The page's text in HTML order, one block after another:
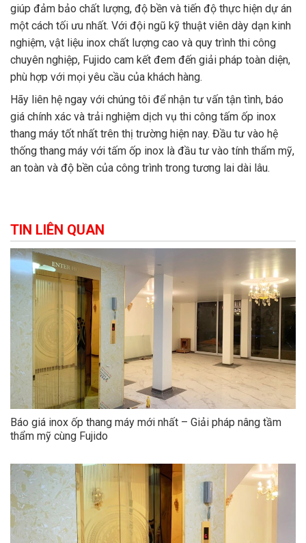
giúp đảm bảo chất lượng, độ bền và tiến độ thực hiện dự án
một cách tối ưu nhất. Với đội ngũ kỹ thuật viên dày dạn kinh
nghiệm, vật liệu inox chất lượng cao và quy trình thi công
chuyên nghiệp, Fujido cam kết đem đến giải pháp toàn diện,
phù hợp với mọi yêu cầu của khách hàng.
Hãy liên hệ ngay với chúng tôi để nhận tư vấn tận tình, báo
giá chính xác và trải nghiệm dịch vụ thi công tấm ốp inox
thang máy tốt nhất trên thị trường hiện nay. Đầu tư vào hệ
thống thang máy với tấm ốp inox là đầu tư vào tính thẩm mỹ,
an toàn và độ bền của công trình trong tương lai dài lâu.
TIN LIÊN QUAN
Báo giá inox ốp thang máy mới nhất – Giải pháp nâng tầm
thẩm mỹ cùng Fujido